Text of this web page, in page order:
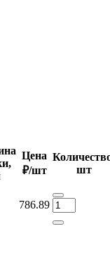
Цена
₽/шт
шт
786.89